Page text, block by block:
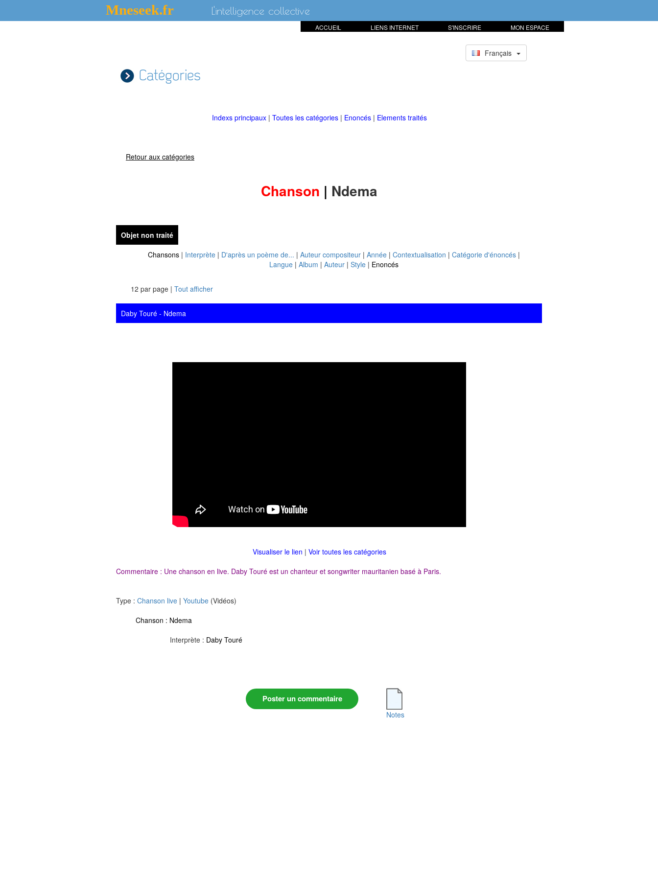
Mneseek.fr L'intelligence collective
MON ESPACE
S'INSCRIRE
LIENS INTERNET
ACCUEIL
Français
Catégories
Indexs principaux | Toutes les catégories | Enoncés | Elements traités
Retour aux catégories
Chanson | Ndema
Objet non traité
Chansons | Interprète | D'après un poème de... | Auteur compositeur | Année | Contextualisation | Catégorie d'énoncés |
Langue | Album | Auteur | Style | Enoncés
12 par page | Tout afficher
Daby Touré - Ndema
Visualiser le lien | Voir toutes les catégories
Commentaire : Une chanson en live. Daby Touré est un chanteur et songwriter mauritanien basé à Paris.
Type : Chanson live | Youtube (Vidéos)
Chanson : Ndema
Interprète : Daby Touré
Poster un commentaire
Notes